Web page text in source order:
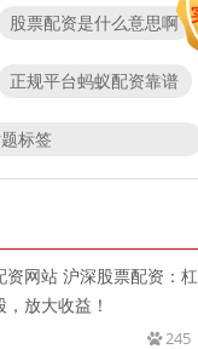
股票配资是什么意思啊
正规平台蚂蚁配资靠谱
标签
资网站 沪深股票配资：杠
，放大收益！
245